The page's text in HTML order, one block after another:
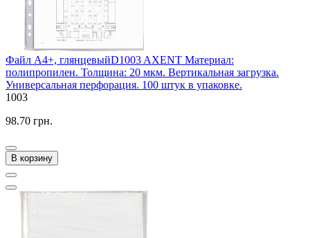
Файл А4+, глянцевыйD1003 AXENT Материал:
полипропилен. Толщина: 20 мкм. Вертикальная загрузка.
Универсальная перфорация. 100 штук в упаковке.
1003
98.70 грн.
В корзину